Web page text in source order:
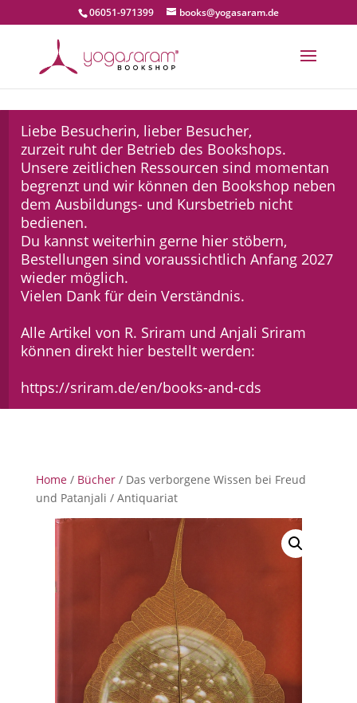
06051-971399 books@yogasaram.de
Liebe Besucherin, lieber Besucher,
zurzeit ruht der Betrieb des Bookshops.
Unsere zeitlichen Ressourcen sind momentan
begrenzt und wir können den Bookshop neben
dem Ausbildungs- und Kursbetrieb nicht
bedienen.
Du kannst weiterhin gerne hier stöbern,
Bestellungen sind voraussichtlich Anfang 2027
wieder möglich.
Vielen Dank für dein Verständnis.
Alle Artikel von R. Sriram und Anjali Sriram
können direkt hier bestellt werden:
https://sriram.de/en/books-and-cds
Home/ Bücher/ Das verborgene Wissen bei Freud
und Patanjali / Antiquariat